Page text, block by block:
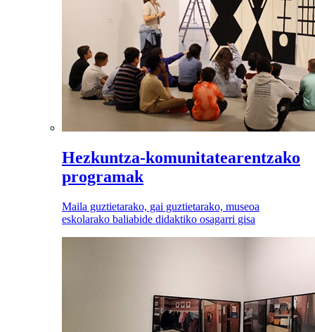
Hezkuntza-komunitatearentzako
programak
Maila guztietarako, gai guztietarako, museoa
eskolarako baliabide didaktiko osagarri gisa